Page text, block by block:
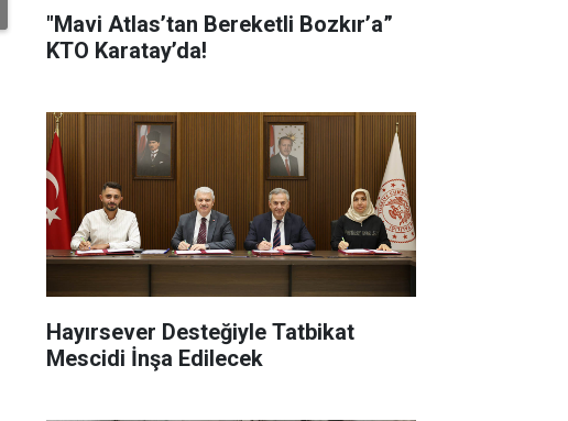
"Mavi Atlas’tan Bereketli Bozkır’a”
KTO Karatay’da!
Hayırsever Desteğiyle Tatbikat
Mescidi İnşa Edilecek